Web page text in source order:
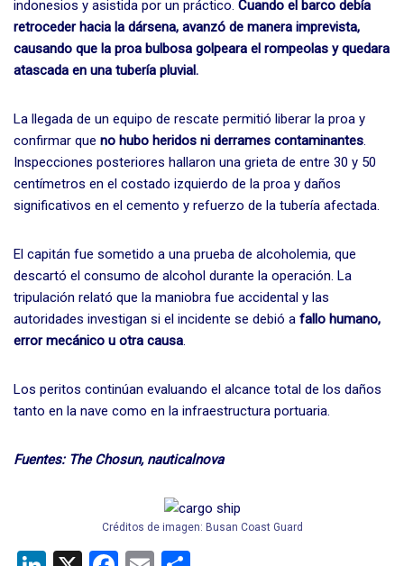
indonesios y asistida por un práctico. Cuando el barco debía
retroceder hacia la dársena, avanzó de manera imprevista,
causando que la proa bulbosa golpeara el rompeolas y quedara
atascada en una tubería pluvial.
La llegada de un equipo de rescate permitió liberar la proa y
confirmar que no hubo heridos ni derrames contaminantes.
Inspecciones posteriores hallaron una grieta de entre 30 y 50
centímetros en el costado izquierdo de la proa y daños
significativos en el cemento y refuerzo de la tubería afectada.
El capitán fue sometido a una prueba de alcoholemia, que
descartó el consumo de alcohol durante la operación. La
tripulación relató que la maniobra fue accidental y las
autoridades investigan si el incidente se debió a fallo humano,
error mecánico u otra causa.
Los peritos continúan evaluando el alcance total de los daños
tanto en la nave como en la infraestructura portuaria.
Fuentes: The Chosun, nauticalnova
Créditos de imagen: Busan Coast Guard